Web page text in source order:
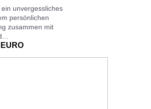
unvergessliches
persönlichen
zusammen mit